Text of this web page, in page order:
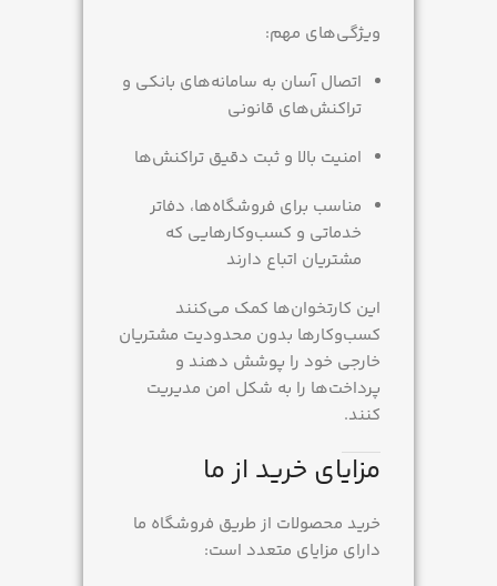
ویژگی‌های مهم:
اتصال آسان به سامانه‌های بانکی و
تراکنش‌های قانونی
امنیت بالا و ثبت دقیق تراکنش‌ها
مناسب برای فروشگاه‌ها، دفاتر
خدماتی و کسب‌وکارهایی که
مشتریان اتباع دارند
این کارتخوان‌ها کمک می‌کنند
کسب‌وکارها بدون محدودیت مشتریان
خارجی خود را پوشش دهند و
پرداخت‌ها را به شکل امن مدیریت
کنند.
مزایای خرید از ما
خرید محصولات از طریق فروشگاه ما
دارای مزایای متعدد است: